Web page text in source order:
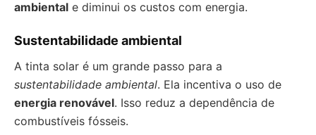
ambiental e diminui os custos com energia.
Sustentabilidade ambiental
A tinta solar é um grande passo para a
sustentabilidade ambiental. Ela incentiva o uso de
energia renovável. Isso reduz a dependência de
combustíveis fósseis.